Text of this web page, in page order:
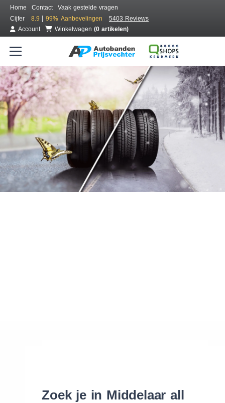
Home Contact
Vaak gestelde vragen
Cijfer
8.9 | 99% Aanbevelingen
5403 Reviews
Account
Winkelwagen (0 artikelen)
Bestel voordelig all season banden
Gratis bezorgd of montage bij jou in de buurt
Seizoen:
Merken:
Zoek je in Middelaar all